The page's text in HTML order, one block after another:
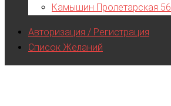
Камышин Пролетарская 56
Авторизация / Регистрация
Список Желаний